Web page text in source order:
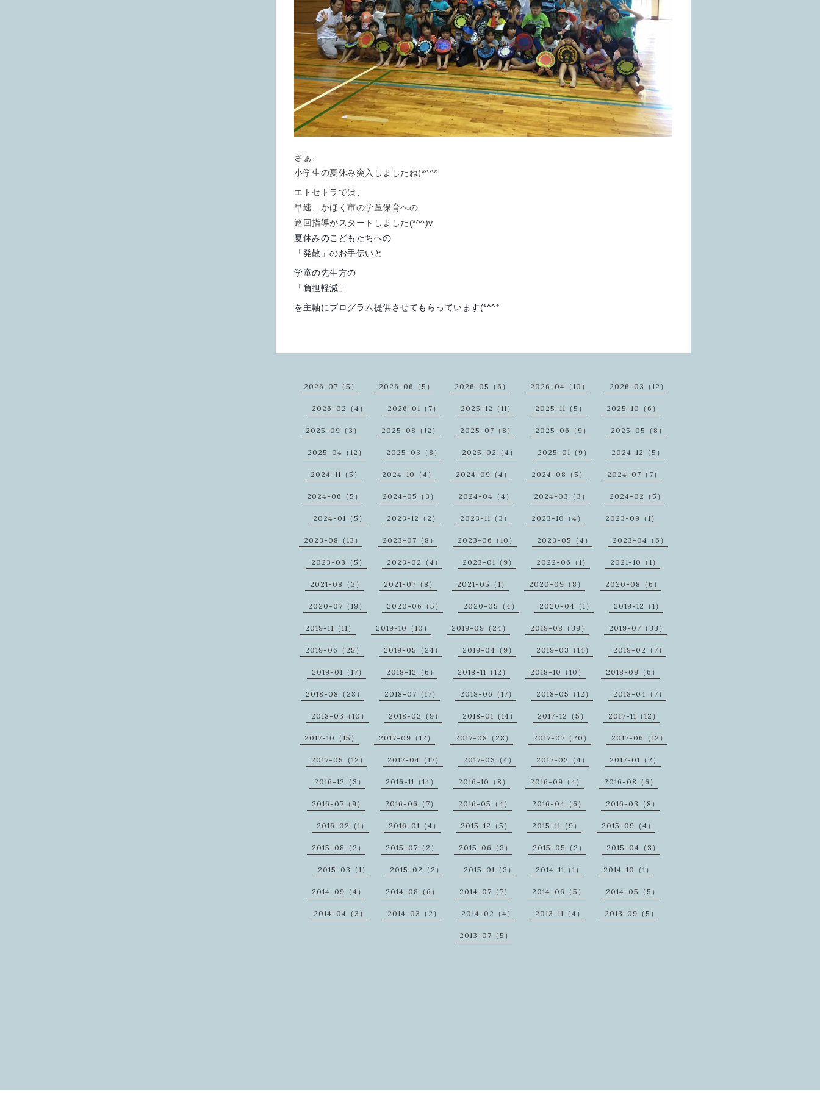
さぁ、
小学生の夏休み突入しましたね(*^^*ゞ
エトセトラでは、
早速、かほく市の学童保育への
巡回指導がスタートしました(*^^)v
夏休みのこどもたちへの
「発散」のお手伝いと
学童の先生方の
「負担軽減」
を主軸にプログラム提供させてもらっています(*^^*ゞ
2026-07（5） 2026-06（5） 2026-05（6） 2026-04（10） 2026-03（12）
2026-02（4） 2026-01（7） 2025-12（11） 2025-11（5） 2025-10（6）
2025-09（3） 2025-08（12） 2025-07（8） 2025-06（9） 2025-05（8）
2025-04（12） 2025-03（8） 2025-02（4） 2025-01（9） 2024-12（5）
2024-11（5） 2024-10（4） 2024-09（4） 2024-08（5） 2024-07（7）
2024-06（5） 2024-05（3） 2024-04（4） 2024-03（3） 2024-02（5）
2024-01（5） 2023-12（2） 2023-11（3） 2023-10（4） 2023-09（1）
2023-08（13） 2023-07（8） 2023-06（10） 2023-05（4） 2023-04（6）
2023-03（5） 2023-02（4） 2023-01（9） 2022-06（1） 2021-10（1）
2021-08（3） 2021-07（8） 2021-05（1） 2020-09（8） 2020-08（6）
2020-07（19） 2020-06（5） 2020-05（4） 2020-04（1） 2019-12（1）
2019-11（11） 2019-10（10） 2019-09（24） 2019-08（39） 2019-07（33）
2019-06（25） 2019-05（24） 2019-04（9） 2019-03（14） 2019-02（7）
2019-01（17） 2018-12（6） 2018-11（12） 2018-10（10） 2018-09（6）
2018-08（28） 2018-07（17） 2018-06（17） 2018-05（12） 2018-04（7）
2018-03（10） 2018-02（9） 2018-01（14） 2017-12（5） 2017-11（12）
2017-10（15） 2017-09（12） 2017-08（28） 2017-07（20） 2017-06（12）
2017-05（12） 2017-04（17） 2017-03（4） 2017-02（4） 2017-01（2）
2016-12（3） 2016-11（14） 2016-10（8） 2016-09（4） 2016-08（6）
2016-07（9） 2016-06（7） 2016-05（4） 2016-04（6） 2016-03（8）
2016-02（1） 2016-01（4） 2015-12（5） 2015-11（9） 2015-09（4）
2015-08（2） 2015-07（2） 2015-06（3） 2015-05（2） 2015-04（3）
2015-03（1） 2015-02（2） 2015-01（3） 2014-11（1） 2014-10（1）
2014-09（4） 2014-08（6） 2014-07（7） 2014-06（5） 2014-05（5）
2014-04（3） 2014-03（2） 2014-02（4） 2013-11（4） 2013-09（5）
2013-07（5）